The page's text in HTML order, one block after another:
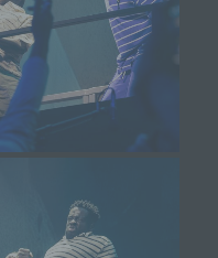
die Setzung von
sind
unserer
und
Aufruf der
Person oder ein
von allgemeinen
Daten und